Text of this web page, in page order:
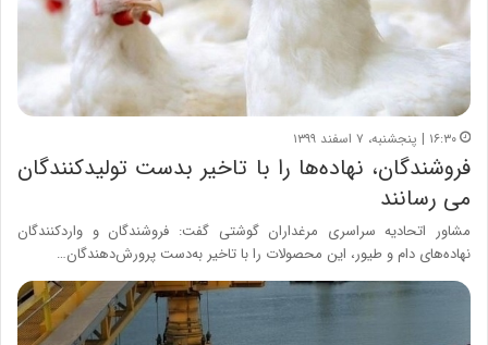
۱۶:۳۰ | پنجشنبه، ۷ اسفند ۱۳۹۹
فروشندگان، نهاده‌ها را با تاخیر بدست تولیدکنندگان
می رسانند
مشاور اتحادیه سراسری مرغداران گوشتی گفت: فروشندگان و واردکنندگان
نهاده‌های دام و طیور، این محصولات را با تاخیر به‌دست پرورش‌دهندگان…